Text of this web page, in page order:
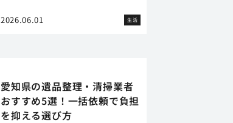
2026.06.01 生活
愛知県の遺品整理・清掃業者
おすすめ5選！一括依頼で負担
を抑える選び方